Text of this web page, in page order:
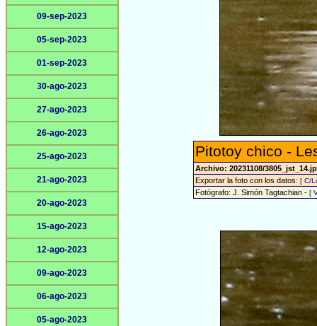
09-sep-2023
05-sep-2023
01-sep-2023
30-ago-2023
27-ago-2023
26-ago-2023
25-ago-2023
21-ago-2023
20-ago-2023
15-ago-2023
12-ago-2023
09-ago-2023
06-ago-2023
05-ago-2023
Pitotoy chico -
Archivo: 20231108/
Exportar la foto con los datos: [ C/
Fotógrafo: J. Simón Tagtachian - [